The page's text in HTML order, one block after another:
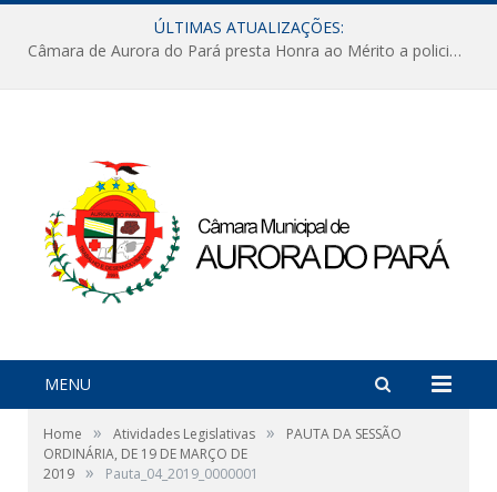
ÚLTIMAS ATUALIZAÇÕES:
Câmara de Aurora do Pará presta Honra ao Mérito a policiais militares em sessão marcada por reconhecimento e emoção
MENU
Home » Atividades Legislativas »
PAUTA DA SESSÃO
ORDINÁRIA, DE 19 DE MARÇO DE
2019 » Pauta_04_2019_0000001